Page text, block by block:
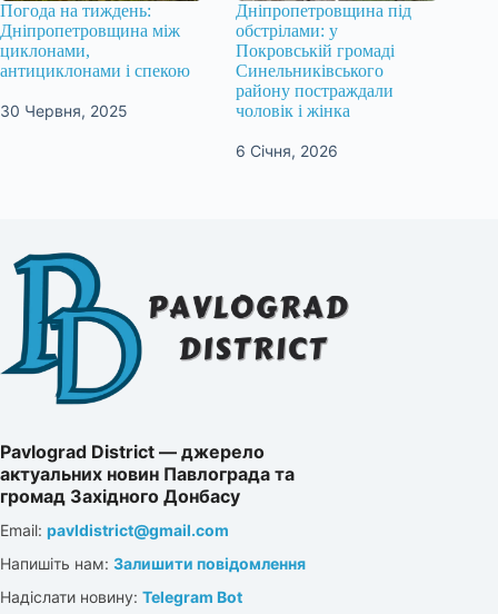
Погода на тиждень:
Дніпропетровщина між
циклонами,
антициклонами і спекою
30 Червня, 2025
Дніпропетровщина під
обстрілами: у
Покровській громаді
Синельниківського
району постраждали
чоловік і жінка
6 Січня, 2026
Pavlograd District — джерело
актуальних новин Павлограда та
громад Західного Донбасу
Email: pavldistrict@gmail.com
Напишіть нам: Залишити повідомлення
Надіслати новину: Telegram Bot